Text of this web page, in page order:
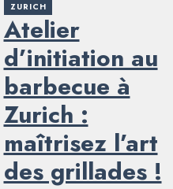
ZURICH
Atelier
d’initiation au
barbecue à
Zurich :
maîtrisez l’art
des grillades !